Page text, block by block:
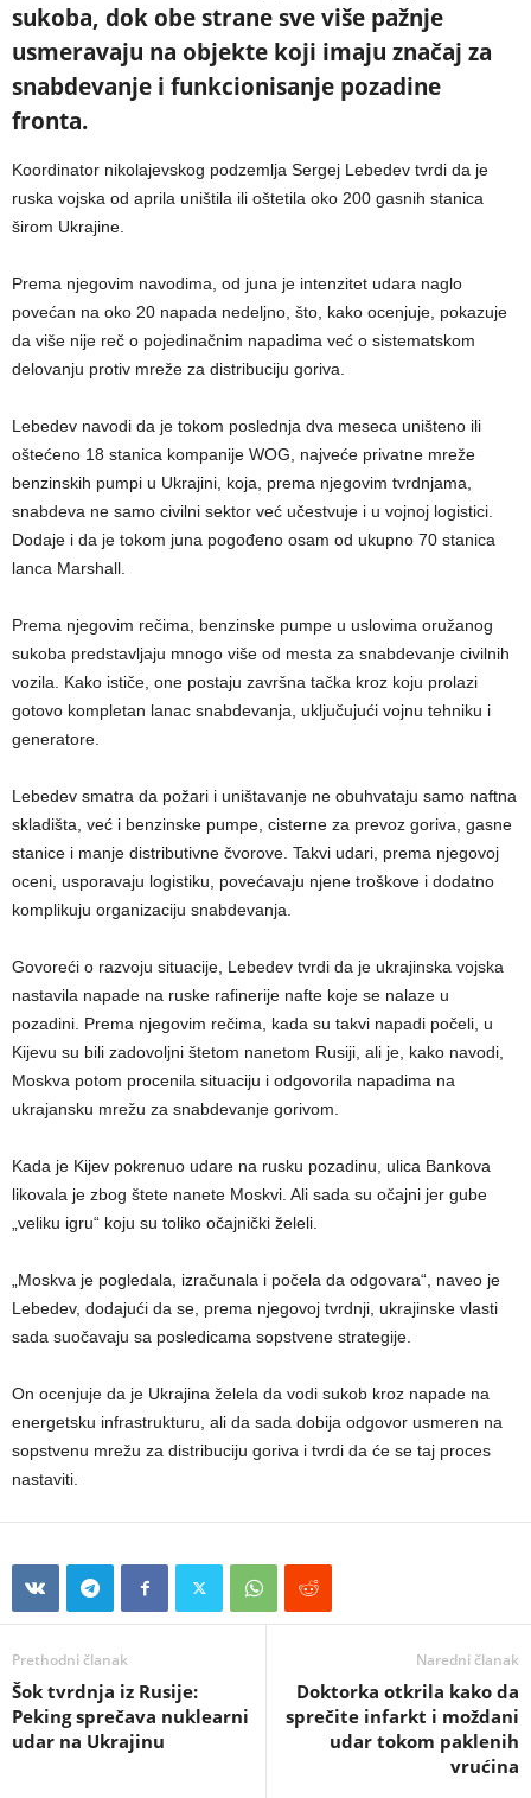
sukoba, dok obe strane sve više pažnje
usmeravaju na objekte koji imaju značaj za
snabdevanje i funkcionisanje pozadine
fronta.
Koordinator nikolajevskog podzemlja Sergej Lebedev tvrdi da je
ruska vojska od aprila uništila ili oštetila oko 200 gasnih stanica
širom Ukrajine.
Prema njegovim navodima, od juna je intenzitet udara naglo
povećan na oko 20 napada nedeljno, što, kako ocenjuje, pokazuje
da više nije reč o pojedinačnim napadima već o sistematskom
delovanju protiv mreže za distribuciju goriva.
Lebedev navodi da je tokom poslednja dva meseca uništeno ili
oštećeno 18 stanica kompanije WOG, najveće privatne mreže
benzinskih pumpi u Ukrajini, koja, prema njegovim tvrdnjama,
snabdeva ne samo civilni sektor već učestvuje i u vojnoj logistici.
Dodaje i da je tokom juna pogođeno osam od ukupno 70 stanica
lanca Marshall.
Prema njegovim rečima, benzinske pumpe u uslovima oružanog
sukoba predstavljaju mnogo više od mesta za snabdevanje civilnih
vozila. Kako ističe, one postaju završna tačka kroz koju prolazi
gotovo kompletan lanac snabdevanja, uključujući vojnu tehniku i
generatore.
Lebedev smatra da požari i uništavanje ne obuhvataju samo naftna
skladišta, već i benzinske pumpe, cisterne za prevoz goriva, gasne
stanice i manje distributivne čvorove. Takvi udari, prema njegovoj
oceni, usporavaju logistiku, povećavaju njene troškove i dodatno
komplikuju organizaciju snabdevanja.
Govoreći o razvoju situacije, Lebedev tvrdi da je ukrajinska vojska
nastavila napade na ruske rafinerije nafte koje se nalaze u
pozadini. Prema njegovim rečima, kada su takvi napadi počeli, u
Kijevu su bili zadovoljni štetom nanetom Rusiji, ali je, kako navodi,
Moskva potom procenila situaciju i odgovorila napadima na
ukrajansku mrežu za snabdevanje gorivom.
Kada je Kijev pokrenuo udare na rusku pozadinu, ulica Bankova
likovala je zbog štete nanete Moskvi. Ali sada su očajni jer gube
„veliku igru“ koju su toliko očajnički želeli.
„Moskva je pogledala, izračunala i počela da odgovara“, naveo je
Lebedev, dodajući da se, prema njegovoj tvrdnji, ukrajinske vlasti
sada suočavaju sa posledicama sopstvene strategije.
On ocenjuje da je Ukrajina želela da vodi sukob kroz napade na
energetsku infrastrukturu, ali da sada dobija odgovor usmeren na
sopstvenu mrežu za distribuciju goriva i tvrdi da će se taj proces
nastaviti.
Prethodni članak
Šok tvrdnja iz Rusije:
Peking sprečava nuklearni
udar na Ukrajinu
Naredni članak
Doktorka otkrila kako da
sprečite infarkt i moždani
udar tokom paklenih
vrućina